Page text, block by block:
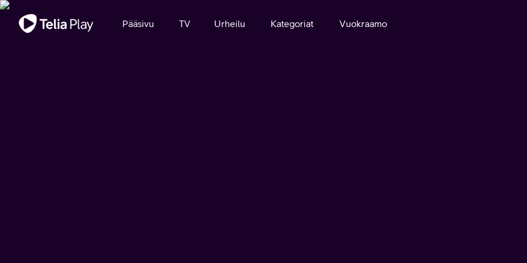
Tärkeä viesti
Pääsivu TV Urheilu Kategoriat Vuokraamo